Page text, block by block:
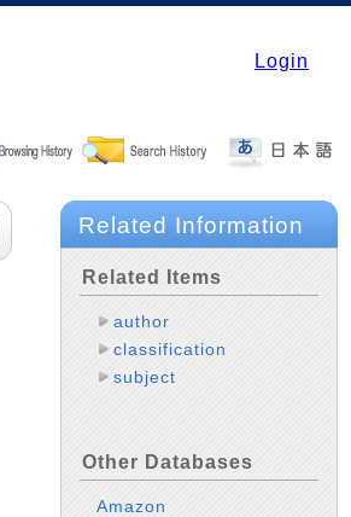
Login
Related Information
Related Items
author
classification
subject
Other Databases
Amazon